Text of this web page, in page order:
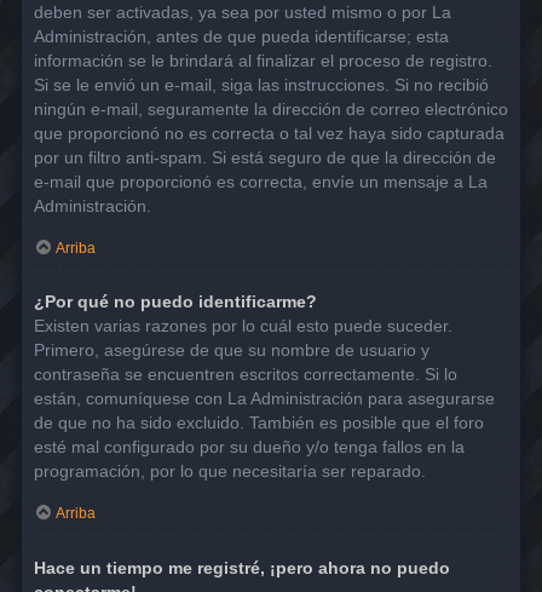
deben ser activadas, ya sea por usted mismo o por La
Administración, antes de que pueda identificarse; esta
información se le brindará al finalizar el proceso de registro.
Si se le envió un e-mail, siga las instrucciones. Si no recibió
ningún e-mail, seguramente la dirección de correo electrónico
que proporcionó no es correcta o tal vez haya sido capturada
por un filtro anti-spam. Si está seguro de que la dirección de
e-mail que proporcionó es correcta, envíe un mensaje a La
Administración.
Arriba
¿Por qué no puedo identificarme?
Existen varias razones por lo cuál esto puede suceder.
Primero, asegúrese de que su nombre de usuario y
contraseña se encuentren escritos correctamente. Si lo
están, comuníquese con La Administración para asegurarse
de que no ha sido excluido. También es posible que el foro
esté mal configurado por su dueño y/o tenga fallos en la
programación, por lo que necesitaría ser reparado.
Arriba
Hace un tiempo me registré, ¡pero ahora no puedo